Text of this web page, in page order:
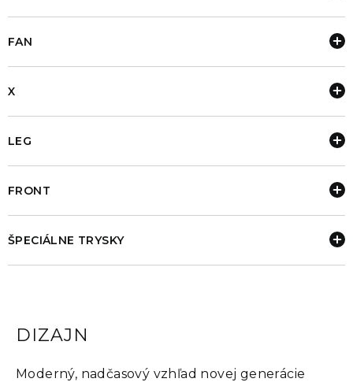
FAN
X
LEG
FRONT
ŠPECIÁLNE TRYSKY
DIZAJN
Moderný, nadčasový vzhľad novej generácie